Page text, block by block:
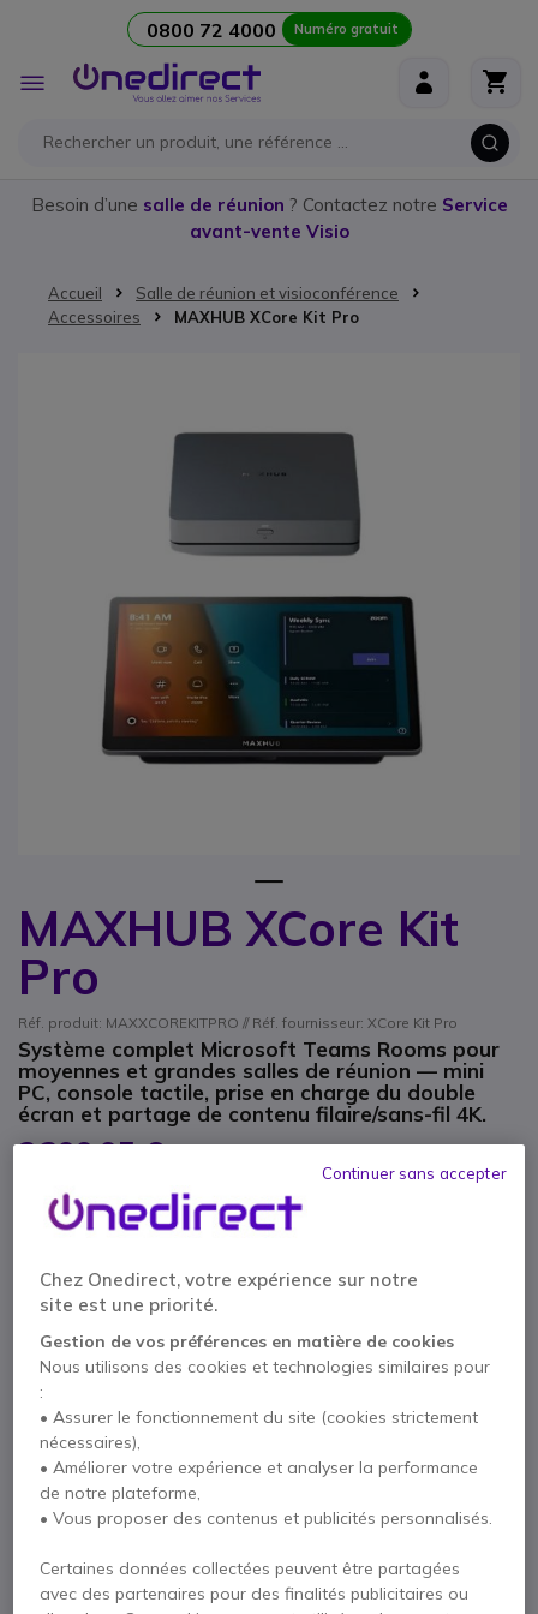
0800 72 4000 Numéro gratuit
Affichage
navigation
Besoin d’une salle de réunion ? Contactez notre Service
avant-vente Visio
Accueil
Salle de réunion et visioconférence
Accessoires
MAXHUB XCore Kit Pro
MAXHUB XCore Kit
Pro
Réf. produit: MAXXCOREKITPRO // Réf. fournisseur: XCore Kit Pro
Système complet Microsoft Teams Rooms pour
moyennes et grandes salles de réunion — mini
PC, console tactile, prise en charge du double
écran et partage de contenu filaire/sans-fil 4K.
2 399,95 €
AJOUTER AU PANIER
DEVIS EN 4 HEURES
Épuisé
Payez en 4 sans frais (
Points Forts
Passer au début de la Galerie d’images
Chez Onedirect, votre expérience sur notre
site est une priorité.
Gestion de vos préférences en matière de cookies
Nous utilisons des cookies et technologies similaires pour
:
• Assurer le fonctionnement du site (cookies strictement
nécessaires),
• Améliorer votre expérience et analyser la performance
de notre plateforme,
• Vous proposer des contenus et publicités personnalisés.
Certaines données collectées peuvent être partagées
avec des partenaires pour des finalités publicitaires ou
Continuer sans accepter